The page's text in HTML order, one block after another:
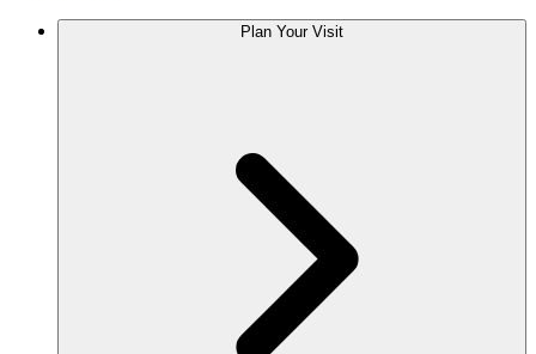
Plan Your Visit